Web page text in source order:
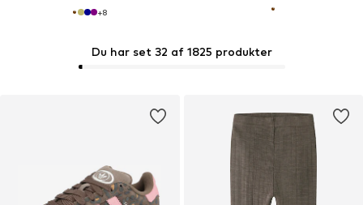
+8
Du har set 32 af 1825 produkter